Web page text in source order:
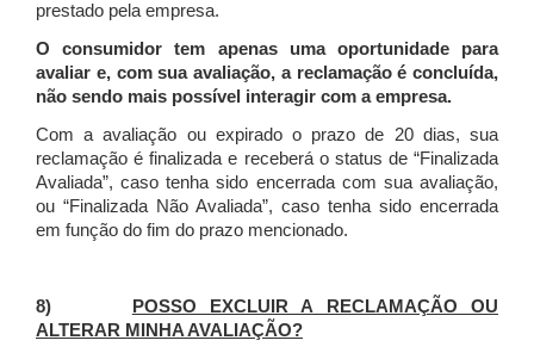
prestado pela empresa.
O consumidor tem apenas uma oportunidade para
avaliar e, com sua avaliação, a reclamação é concluída,
não sendo mais possível interagir com a empresa.
Com a avaliação ou expirado o prazo de 20 dias, sua
reclamação é finalizada e receberá o status de “Finalizada
Avaliada”, caso tenha sido encerrada com sua avaliação,
ou “Finalizada Não Avaliada”, caso tenha sido encerrada
em função do fim do prazo mencionado.
8)
POSSO EXCLUIR A RECLAMAÇÃO OU
ALTERAR MINHA AVALIAÇÃO?